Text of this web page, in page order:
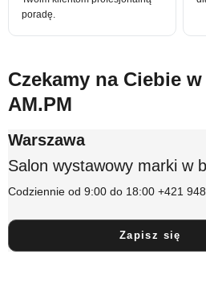
poradę.
Czekamy na Ciebie
AM.PM
Warszawa
Salon wystawowy marki w
Codziennie od 9:00 do 18:00 +421
Zapisz się